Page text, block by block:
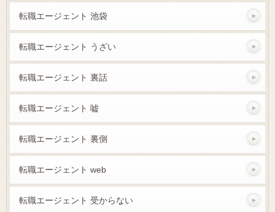
転職エージェント 池袋
転職エージェント うざい
転職エージェント 裏話
転職エージェント 嘘
転職エージェント 裏側
転職エージェント web
転職エージェント 受からない